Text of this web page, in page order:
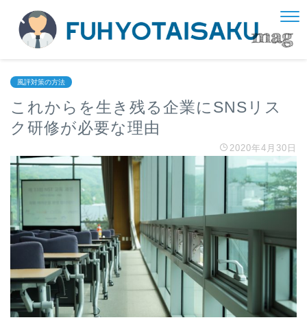
風評対策の方法
これからを生き残る企業にSNSリス
ク研修が必要な理由
2020年4月30日